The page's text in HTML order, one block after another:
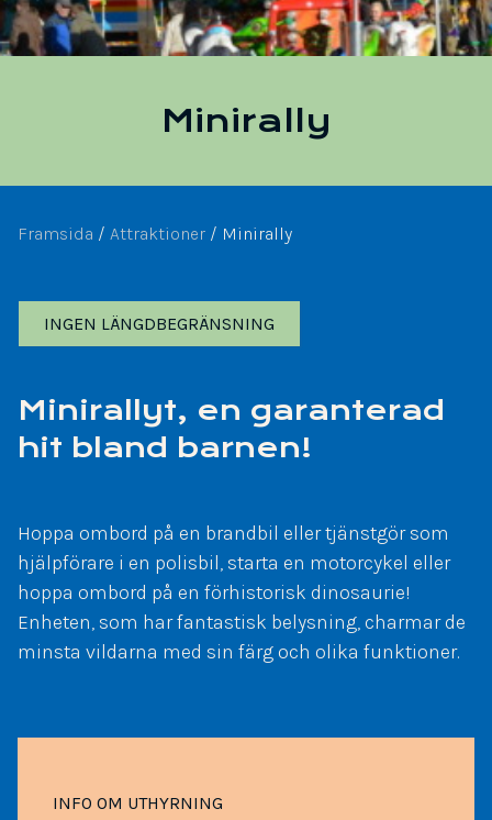
Minirally
Framsida / Attraktioner / Minirally
INGEN LÄNGDBEGRÄNSNING
Minirallyt, en garanterad
hit bland barnen!
Hoppa ombord på en brandbil eller tjänstgör som
hjälpförare i en polisbil, starta en motorcykel eller
hoppa ombord på en förhistorisk dinosaurie!
Enheten, som har fantastisk belysning, charmar de
minsta vildarna med sin färg och olika funktioner.
INFO OM UTHYRNING